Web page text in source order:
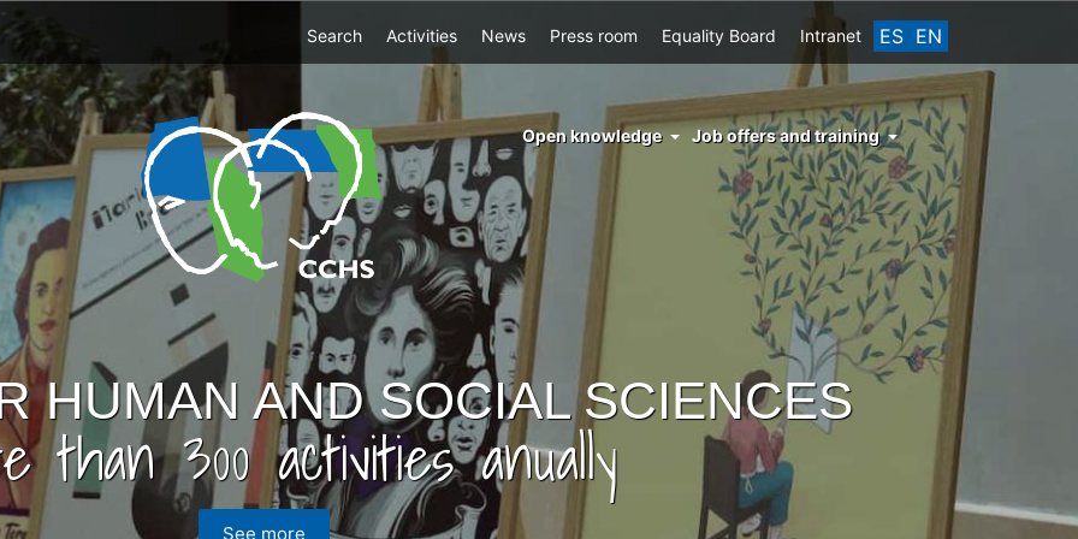
ES EN
Top
Search Activities News Press room Equality Board Intranet
menu
right
cchs
conocimiento
abierto
Open knowledge Job offers and training
HUMAN AND SOCIAL SCIENCES
than 300 activities anually
See more